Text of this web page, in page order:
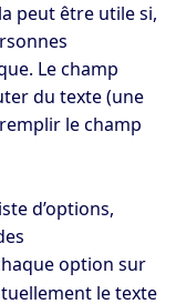
peut être utile si,
Le champ
du texte (une
le champ
d’options,
option sur
le texte